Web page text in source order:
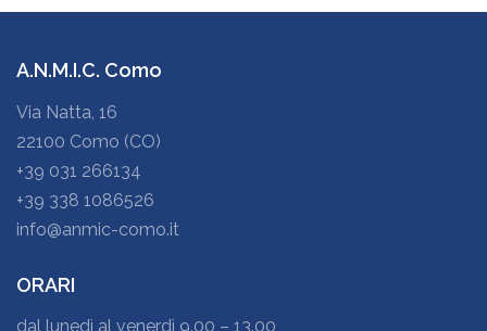
A.N.M.I.C. Como
Via Natta, 16
22100 Como (CO)
+39 031 266134
+39 338 1086526
info@anmic-como.it
ORARI
dal lunedì al venerdì 9.00 – 13.00